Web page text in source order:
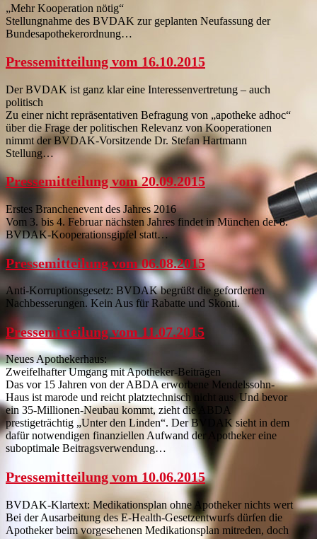
„Mehr Kooperation nötig“
Stellungnahme des BVDAK zur geplanten Neufassung der
Bundesapothekerordnung…
Pressemitteilung vom 16.10.2015
Der BVDAK ist ganz klar eine Interessenvertretung – auch
politisch
Zu einer nicht repräsentativen Befragung von „apotheke adhoc“
über die Frage der politischen Relevanz von Kooperationen
nimmt der BVDAK-Vorsitzende Dr. Stefan Hartmann
Stellung…
Pressemitteilung vom 20.09.2015
Erstes Branchenevent des Jahres 2016
Vom 3. bis 4. Februar nächsten Jahres findet in München der 8.
BVDAK-Kooperationsgipfel statt…
Pressemitteilung vom 06.08.2015
Anti-Korruptionsgesetz: BVDAK begrüßt die geforderten
Nachbesserungen. Kein Aus für Rabatte und Skonti.
Pressemitteilung vom 11.07.2015
Neues Apothekerhaus:
Zweifelhafter Umgang mit Apotheker-Beiträgen
Das vor 15 Jahren von der ABDA erworbene Mendelssohn-
Haus ist marode und reicht platztechnisch nicht aus. Und bevor
ein 35-Millionen-Neubau kommt, zieht die ABDA
prestigeträchtig „Unter den Linden“. Der BVDAK sieht in dem
dafür notwendigen finanziellen Aufwand der Apotheker eine
suboptimale Beitragsverwendung…
Pressemitteilung vom 10.06.2015
BVDAK-Klartext: Medikationsplan ohne Apotheker nichts wert
Bei der Ausarbeitung des E-Health-Gesetzentwurfs dürfen die
Apotheker beim vorgesehenen Medikationsplan mitreden, doch